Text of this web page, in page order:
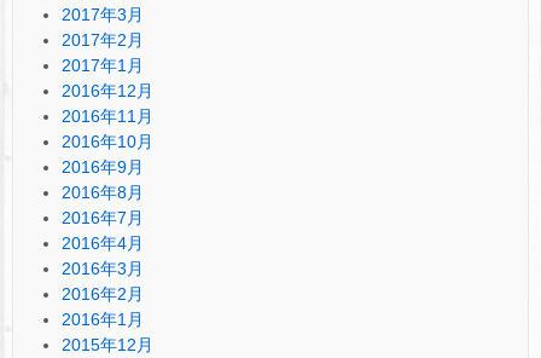
2017年3月
2017年2月
2017年1月
2016年12月
2016年11月
2016年10月
2016年9月
2016年8月
2016年7月
2016年4月
2016年3月
2016年2月
2016年1月
2015年12月